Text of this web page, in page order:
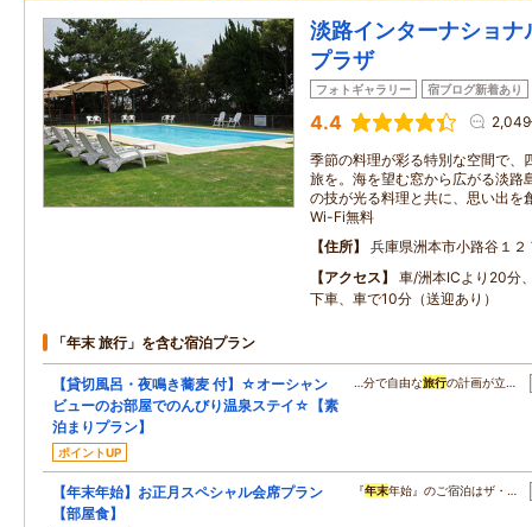
淡路インターナショナ
プラザ
フォトギャラリー 宿ブログ新着あり
4.4
季節の料理が彩る特別な空間で、
旅を。海を望む窓から広がる淡路
の技が光る料理と共に、思い出を
Wi-Fi無料
住所
兵庫県洲本市小路谷１２
アクセス
車/洲本ICより20分
下車、車で10分（送迎あり）
「年末 旅行」を含む宿泊プラン
【貸切風呂・夜鳴き蕎麦 付】☆オーシャン
ビューのお部屋でのんびり温泉ステイ☆【素
泊まりプラン】
ポイントUP
…分で自由な旅行の計画が立…
【年末年始】お正月スペシャル会席プラン
【部屋食】
『年末年始』のご宿泊はザ・…